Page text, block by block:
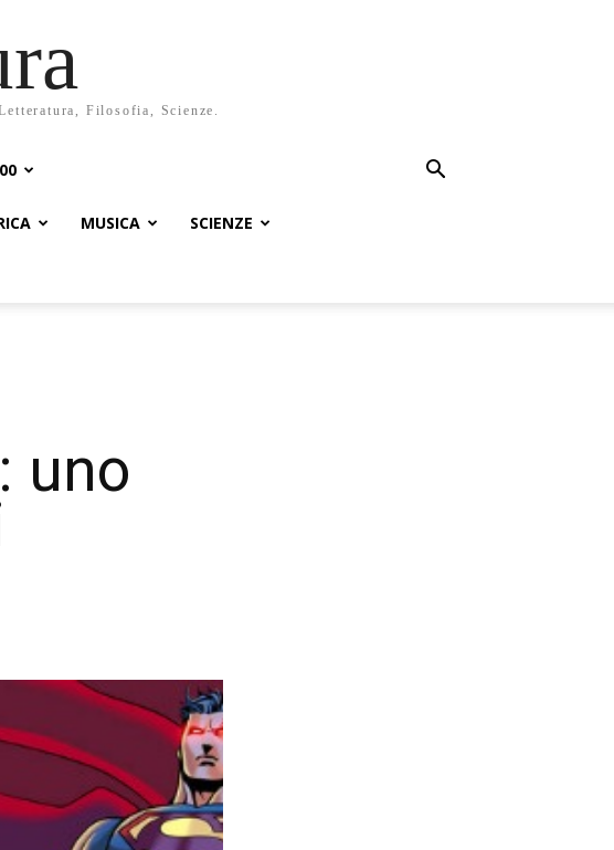
Filosofia, Scienze.
MUSICA SCIENZE
uno